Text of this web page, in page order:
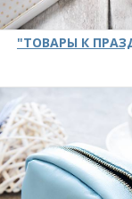
"ТОВАРЫ К